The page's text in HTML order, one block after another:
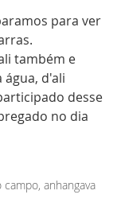
seguir para
principal (Rua
do IAP,
direção de
que em
para ver
também e
d'ali
desse
no dia
anhangava